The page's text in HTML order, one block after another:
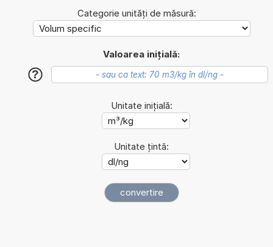
Categorie unități de măsură:
Valoarea inițială:
?
Unitate inițială:
Unitate țintă: